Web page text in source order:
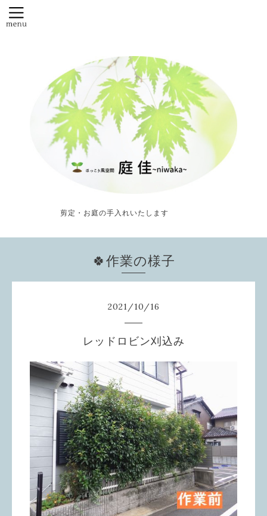
剪定・お庭の手入れいたします
🍀作業の様子
2021/10/16
レッドロビン刈込み